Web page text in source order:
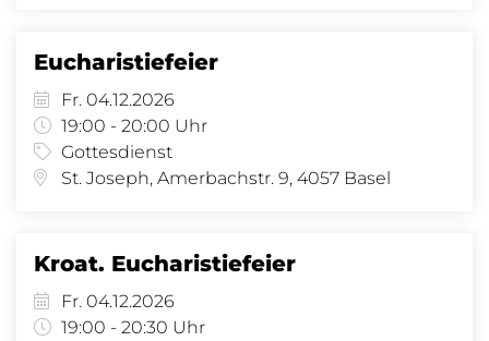
Eucharistiefeier
Fr. 04.12.2026
19:00 - 20:00 Uhr
Gottesdienst
St. Joseph, Amerbachstr. 9, 4057 Basel
Kroat. Eucharistiefeier
Fr. 04.12.2026
19:00 - 20:30 Uhr